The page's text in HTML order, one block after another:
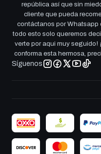
república así que sin
cliente que pueda
contáctanos por Whatsapp
todo esto solo queremos
verte por aqui muy seguido!
conforma esta hermosa,
Síguenos